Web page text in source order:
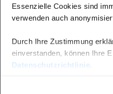
Essenzielle Cookies sind
verwenden auch
Durch Ihre Zustimmung
einverstanden, können Ihre
Datenschutzrichtlinie